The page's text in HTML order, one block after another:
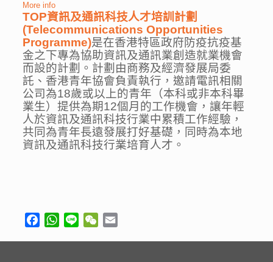
More info
TOP資訊及通訊科技人才培訓計劃
(Telecommunications Opportunities
Programme)是在香港特區政府防疫抗疫基
金之下專為協助資訊及通訊業創造就業機會
而設的計劃。計劃由商務及經濟發展局委
託、香港青年協會負責執行，邀請電訊相關
公司為18歲或以上的青年（本科或非本科畢
業生）提供為期12個月的工作機會，讓年輕
人於資訊及通訊科技行業中累積工作經驗，
共同為青年長遠發展打好基礎，同時為本地
資訊及通訊科技行業培育人才。
FacebookWhatsApp
Line WeChat